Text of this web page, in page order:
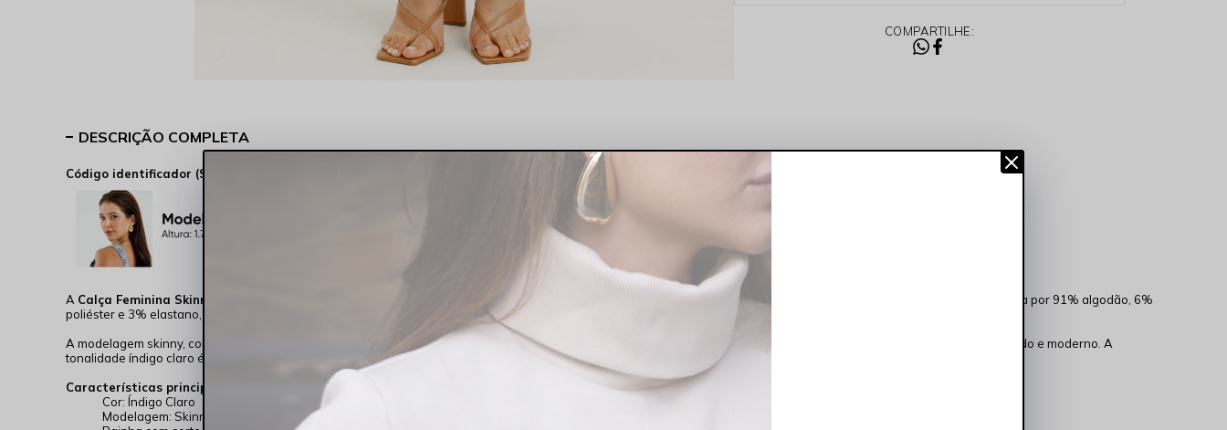
COMPARTILHE:
DESCRIÇÃO COMPLETA
Código identificador (SKU):
A Calça Feminina Skinny Média Cigarrete Bainha Corte a Fio Índigo Claro Rocksham é uma peça indispensável para quem valoriza conforto e
. Composta por 91% algodão, 6%
poliéster e 3% elastano, oferece elasticidade na medida certa, garantindo ajuste perfeito ao corpo.
A modelagem skinny, combinada com a cintura média e o comprimento cigarrete, valoriza a silhueta feminina, enquanto a bainha com corte a fio confere um toque despojado e moderno. A
tonalidade índigo claro é
e versátil, ideal para criar looks que variam do casual ao sofisticado.
Características principais:
Cor: Índigo Claro
Modelagem: Skinny, cintura média, comprimento cigarrete